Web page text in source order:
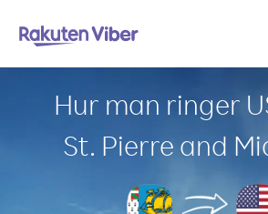
Hur man ringer
St. Pierre and